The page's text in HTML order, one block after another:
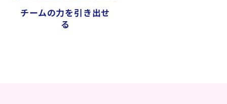
チームの力を引き出せ
る